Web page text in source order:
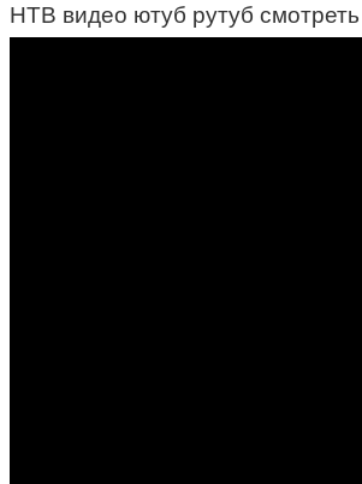
НТВ видео ютуб рутуб смотреть